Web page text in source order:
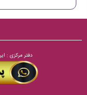
دفتر مرکزی :